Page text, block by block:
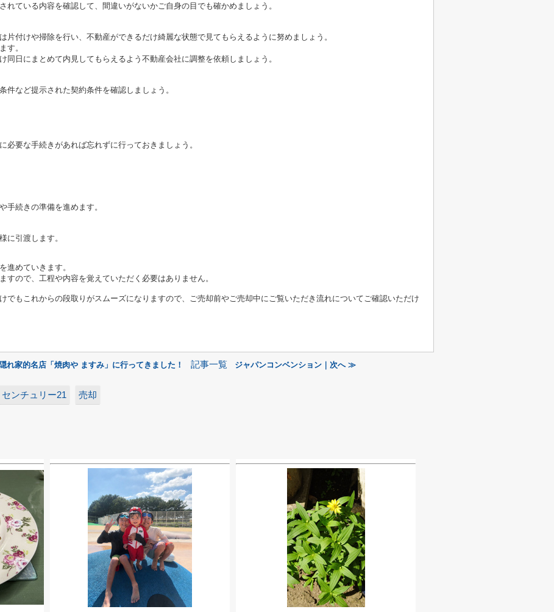
れている内容を確認して、間違いがないかご自身の目でも確かめましょう。
片付けや掃除を行い、不動産ができるだけ綺麗な状態で見てもらえるように努めましょう。
す。
同日にまとめて内見してもらえるよう不動産会社に調整を依頼しましょう。
件など提示された契約条件を確認しましょう。
必要な手続きがあれば忘れずに行っておきましょう。
手続きの準備を進めます。
に引渡します。
進めていきます。
すので、工程や内容を覚えていただく必要はありません。
でもこれからの段取りがスムーズになりますので、ご売却前やご売却中にご覧いただき流れについてご確認いただけ
れ家的名店「焼肉や ますみ」に行ってきました！ 記事一覧 ジャパンコンベンション｜次へ ≫
センチュリー21 売却